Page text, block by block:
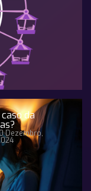
da
Dezembro,